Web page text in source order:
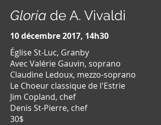
Gloria de A. Vivaldi
10 décembre 2017, 14h30
Église St-Luc, Granby
Avec Valérie Gauvin, soprano
Claudine Ledoux, mezzo-soprano
Le Choeur classique de l'Estrie
Jim Copland, chef
Denis St-Pierre, chef
30$